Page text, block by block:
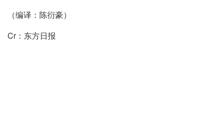
（编译：陈衍豪）
Cr：东方日报